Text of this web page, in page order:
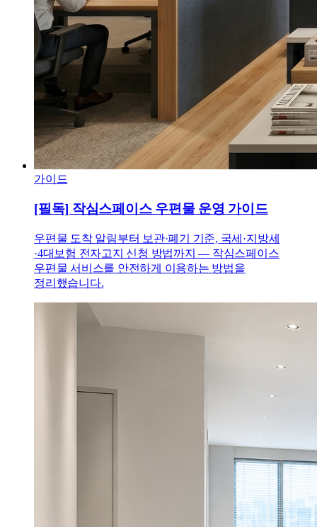
가이드
[필독] 작심스페이스 우편물 운영 가이드
우편물 도착 알림부터 보관·폐기 기준, 국세·지방세
·4대보험 전자고지 신청 방법까지 — 작심스페이스
우편물 서비스를 안전하게 이용하는 방법을
정리했습니다.